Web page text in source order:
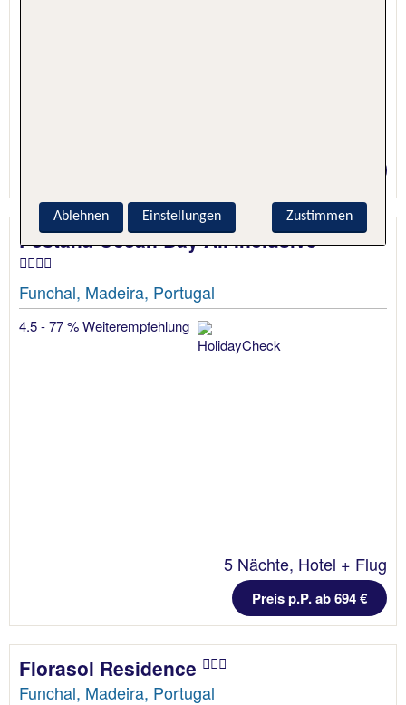
Pestana Ocean Bay All Inclusive
Funchal, Madeira, Portugal
4.5 - 77 % Weiterempfehlung
5 Nächte, Hotel + Flug
Preis p.P. ab 694 €
Florasol Residence
Funchal, Madeira, Portugal
Zustimmen
Ablehnen Einstellungen